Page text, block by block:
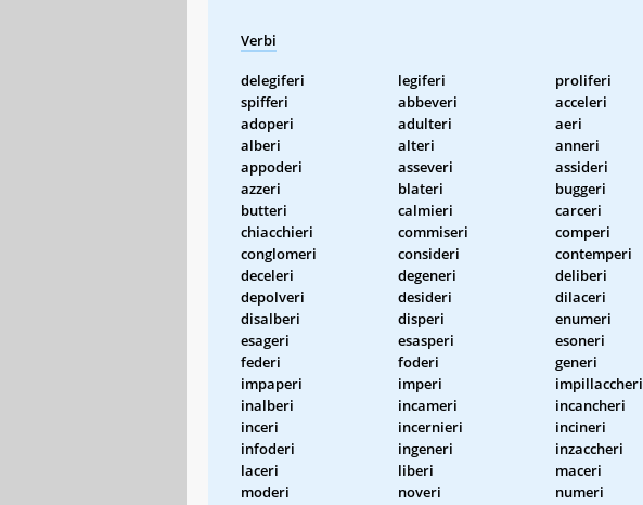
Verbi
delegiferi legiferi proliferi
spifferi
abbeveri acceleri
adoperi
adulteri aeri
alberi
alteri anneri
appoderi
asseveri assideri
azzeri
blateri buggeri
butteri
calmieri carceri
chiacchieri
commiseri comperi
conglomeri
consideri contemperi
deceleri
degeneri deliberi
depolveri
desideri dilaceri
disalberi
disperi enumeri
esageri
esasperi esoneri
federi
foderi generi
impaperi
imperi impillaccheri
inalberi
incameri incancheri
inceri
incernieri incineri
infoderi
ingeneri inzaccheri
laceri
liberi maceri
moderi
noveri numeri